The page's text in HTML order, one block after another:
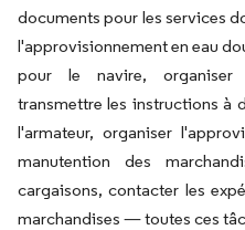
documents pour les services
l'approvisionnement en eau
pour le navire, organiser
transmettre les instructions à
l'armateur, organiser
manutention des
cargaisons, contacter les
marchandises — toutes ces